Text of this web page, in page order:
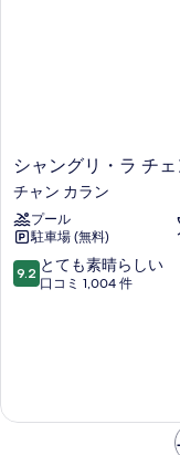
真
を
表
示
す
写
真
を
表
示
シ
ャ
ン
グ
リ・
ラ
チ
ン
シャングリ
チャン カラン
プール
駐車場 (無料)
10
段
素
9.2 とても素晴らしい
口コミ 1,004 件